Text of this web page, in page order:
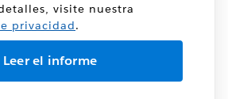
visite nuestra
privacidad.